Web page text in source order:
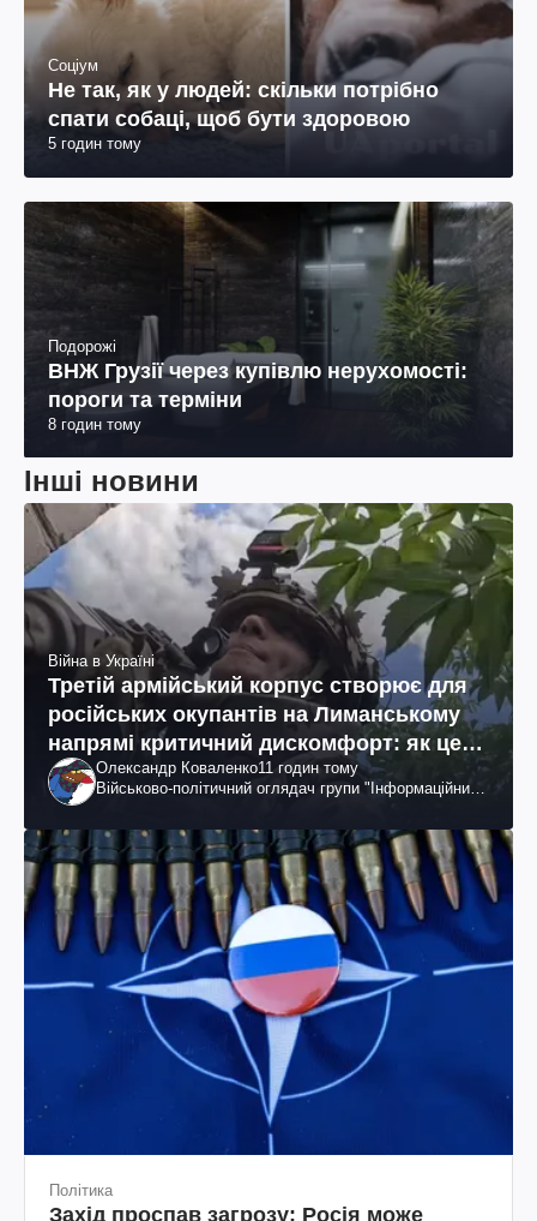
Соціум
Не так, як у людей: скільки потрібно
спати собаці, щоб бути здоровою
5 годин тому
Подорожі
ВНЖ Грузії через купівлю нерухомості:
пороги та терміни
8 годин тому
Інші новини
Війна в Україні
Третій армійський корпус створює для
російських окупантів на Лиманському
напрямі критичний дискомфорт: як це
вдалосяОлександр Коваленко11 годин тому
Військово-політичний оглядач групи "Інформаційний
Політика
Захід проспав загрозу: Росія може